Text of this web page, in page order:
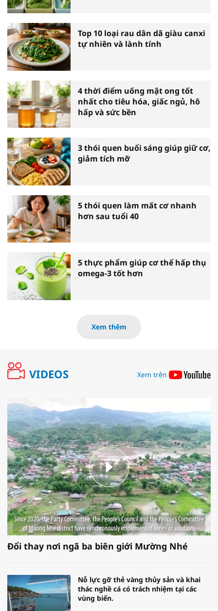
Top 10 loại rau dân dã giàu canxi
tự nhiên và lành tính
4 thời điểm uống mật ong tốt
nhất cho tiêu hóa, giấc ngủ, hô
hấp và sức bền
3 thói quen buổi sáng giúp giữ cơ,
giảm tích mỡ
5 thói quen làm mất cơ nhanh
hơn sau tuổi 40
5 thực phẩm giúp cơ thể hấp thụ
omega-3 tốt hơn
Xem thêm
VIDEOS Xem trên
Đổi thay nơi ngã ba biên giới Mường Nhé
Nỗ lực gỡ thẻ vàng thủy sản và khai
thác nghề cá có trách nhiệm tại các
vùng biển.